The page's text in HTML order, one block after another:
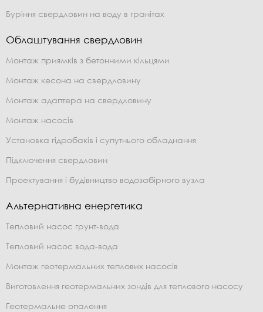
Буріння свердловин на воду в гранітах
Облаштування свердловин
Монтаж приямків з бетонними кільцями
Монтаж кесона на свердловину
Монтаж адаптера на свердловину
Монтаж насосів
Установка гідробаків і супутнього обладнання
Підключення свердловин
Проектування і будівництво водозабірного вузла
Альтернативна енергетика
Тепловий насос грунт-вода
Тепловий насос вода-вода
Монтаж геотермальних теплових насосів
Виготовлення геотермальних зондів для теплового насосу
Геотермальне опалення